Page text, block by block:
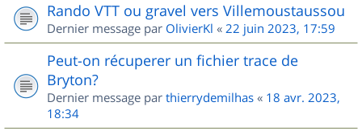
Rando VTT ou gravel vers Villemoustaussou
Dernier message par OlivierKl « 22 juin 2023, 17:59
Peut-on récuperer un fichier trace de
Bryton?
Dernier message par thierrydemilhas « 18 avr. 2023,
18:34